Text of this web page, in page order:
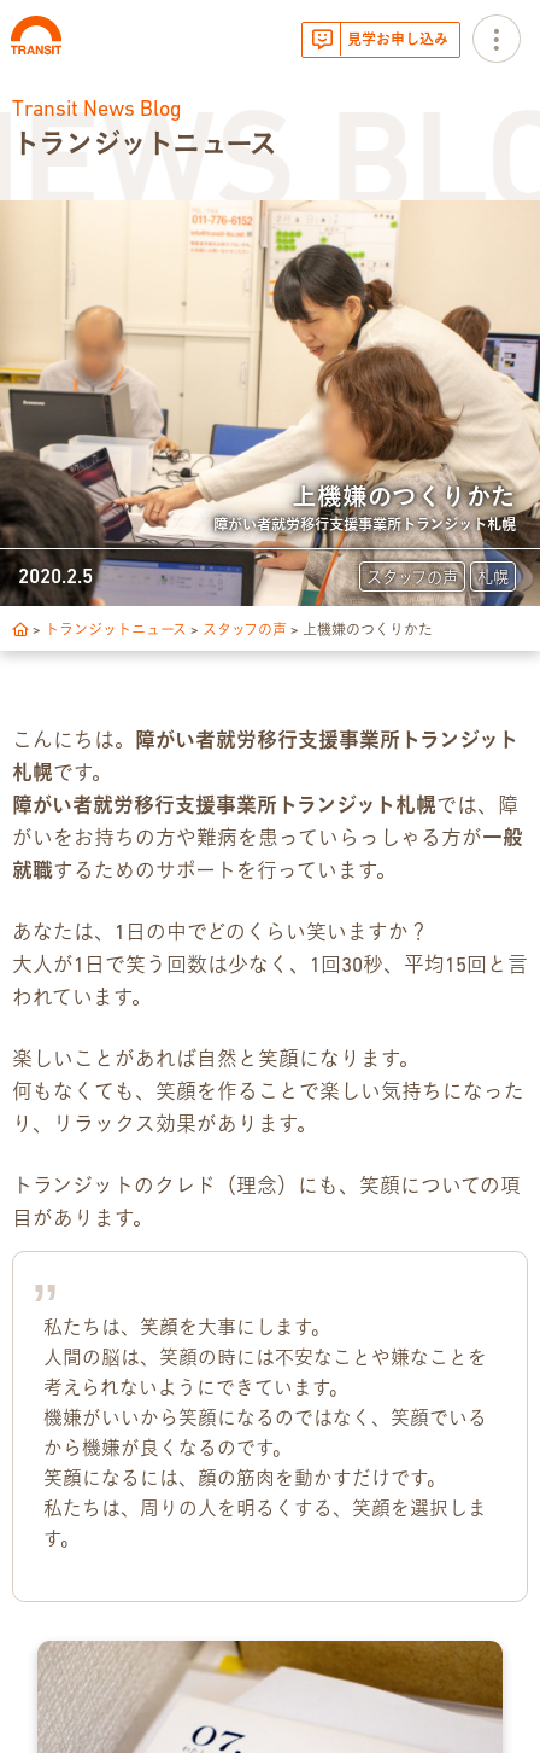
お知らせ
トランジットニュース
利用体験談
広報・イベント
サービス内容
就労移行支援とは
トランジットについて
1日の流れ
3つの支援制度
お食事の提供について
スキルアップ診断
デジタルパンフレット
広報チラシ・刊行物
交通アクセス
事業所ツアーマップ
Q&A
雇用をお考えの企業様へ
お問い合わせ
お問い合わせ
Transit News Blog
トランジットニュース
上機嫌のつくりかた
障がい者就労移行支援事業所トランジット札幌
スタッフの声 札幌
2020.2.5
> トランジットニュース > スタッフの声 > 上機嫌のつくりかた
こんにちは。
障がい者就労移行支援事業所トランジット
札幌です。
障がい者就労移行支援事業所トランジット札幌では、障
がいをお持ちの方や難病を患っていらっしゃる方が一般
就職するためのサポートを行っています。
あなたは、1日の中でどのくらい笑いますか？
大人が1日で笑う回数は少なく、1回30秒、平均15回と言
われています。
楽しいことがあれば自然と笑顔になります。
何もなくても、笑顔を作ることで楽しい気持ちになった
り、リラックス効果があります。
トランジットのクレド（理念）にも、笑顔についての項
目があります。
私たちは、笑顔を大事にします。
人間の脳は、笑顔の時には不安なことや嫌なことを
考えられないようにできています。
機嫌がいいから笑顔になるのではなく、笑顔でいる
から機嫌が良くなるのです。
笑顔になるには、顔の筋肉を動かすだけです。
私たちは、周りの人を明るくする、笑顔を選択しま
す。
見学お申し込み